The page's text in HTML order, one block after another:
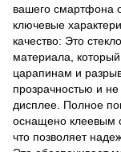
вашего смартфона
ключевые
качество: Это
материала,
царапинам и
прозрачностью и
дисплее. Полное
оснащено клеевым
что позволяет